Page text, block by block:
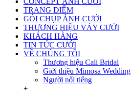
TRANG ĐIỂM
GÓI CHỤP ẢNH CƯỚI
THƯƠNG HIỆU VÁY CƯỚI
KHÁCH HÀNG
TIN TỨC CƯỚI
VỀ CHÚNG TÔI
Thương hiệu Cali Bridal
Giới thiệu Mimosa Wedding
Người nổi tiếng
+